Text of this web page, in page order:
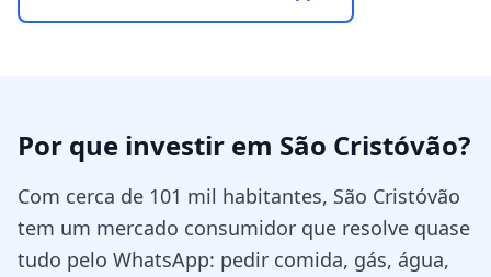
Por que investir em São Cristóvão?
Com cerca de 101 mil habitantes, São Cristóvão
tem um mercado consumidor que resolve quase
tudo pelo WhatsApp: pedir comida, gás, água,